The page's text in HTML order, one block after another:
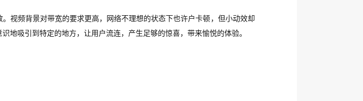
视频背景对带宽的要求更高，网络不理想的状态下也许户卡顿，但小动效却
地吸引到特定的地方，让用户流连，产生足够的惊喜，带来愉悦的体验。